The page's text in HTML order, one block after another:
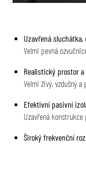
Uzavřená
Velmi pevná
Realistický prostor
Velmi živý, vzdušný
Efektivní pasivní
Uzavřená
Široký frekvenční